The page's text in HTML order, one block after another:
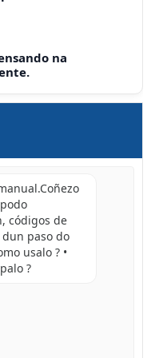
na
códigos de
paso do
usalo ? •
?